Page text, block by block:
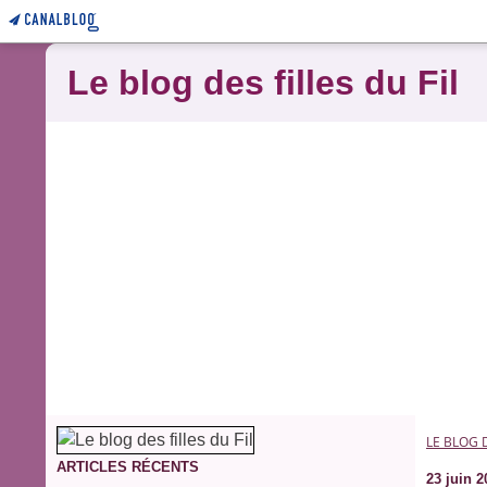
Le blog des filles du Fil
ARTICLES RÉCENTS
LE BLOG
23 juin